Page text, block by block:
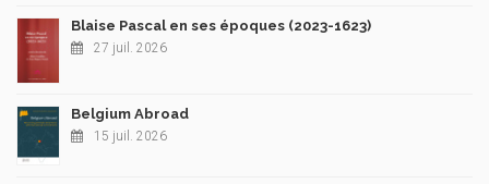
Blaise Pascal en ses époques (2023-1623)
27 juil. 2026
Belgium Abroad
15 juil. 2026